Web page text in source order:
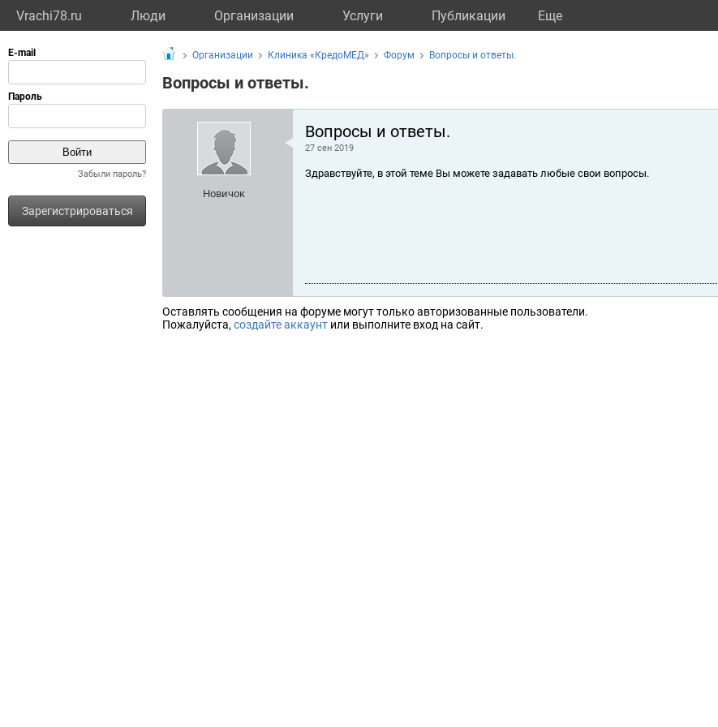
Vrachi78.ru Люди Организации Услуги Публикации Eще
Забыли пароль?
Зарегистрироваться
Организации Клиника «КредоМЕД» Форум Вопросы и ответы.
Вопросы и ответы.
Новичок
Вопросы и ответы.
27 сен 2019
Здравствуйте, в этой теме Вы можете задавать любые свои вопросы.
Оставлять сообщения на форуме могут только авторизованные пользователи.
Пожалуйста, создайте аккаунт или выполните вход на сайт.